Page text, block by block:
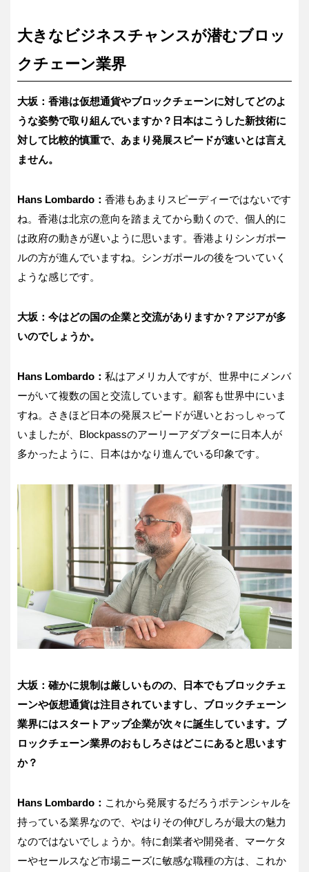
大きなビジネスチャンスが潜むブロッ
クチェーン業界
大坂：香港は仮想通貨やブロックチェーンに対してどのよ
うな姿勢で取り組んでいますか？日本はこうした新技術に
対して比較的慎重で、あまり発展スピードが速いとは言え
ません。
Hans Lombardo ： 香港もあまりスピーディーではないです
ね。香港は北京の意向を踏まえてから動くので、個人的に
は政府の動きが遅いように思います。香港よりシンガポー
ルの方が進んでいますね。シンガポールの後をついていく
ような感じです。
大坂：今はどの国の企業と交流がありますか？アジアが多
いのでしょうか。
Hans Lombardo ： 私はアメリカ人ですが、世界中にメンバ
ーがいて複数の国と交流しています。顧客も世界中にいま
すね。さきほど日本の発展スピードが遅いとおっしゃって
いましたが、 Blockpassのアーリーアダプターに日本人が
多かったように、日本はかなり進んでいる印象です。
大坂：確かに規制は厳しいものの、日本でもブロックチェ
ーンや仮想通貨は注目されていますし、ブロックチェーン
業界にはスタートアップ企業が次々に誕生しています。ブ
ロックチェーン業界のおもしろさはどこにあると思います
か？
Hans Lombardo ： これから発展するだろうポテンシャルを
持っている業界なので、やはりその伸びしろが最大の魅力
なのではないでしょうか。特に創業者や開発者、マーケタ
ーやセールスなど市場ニーズに敏感な職種の方は、これか